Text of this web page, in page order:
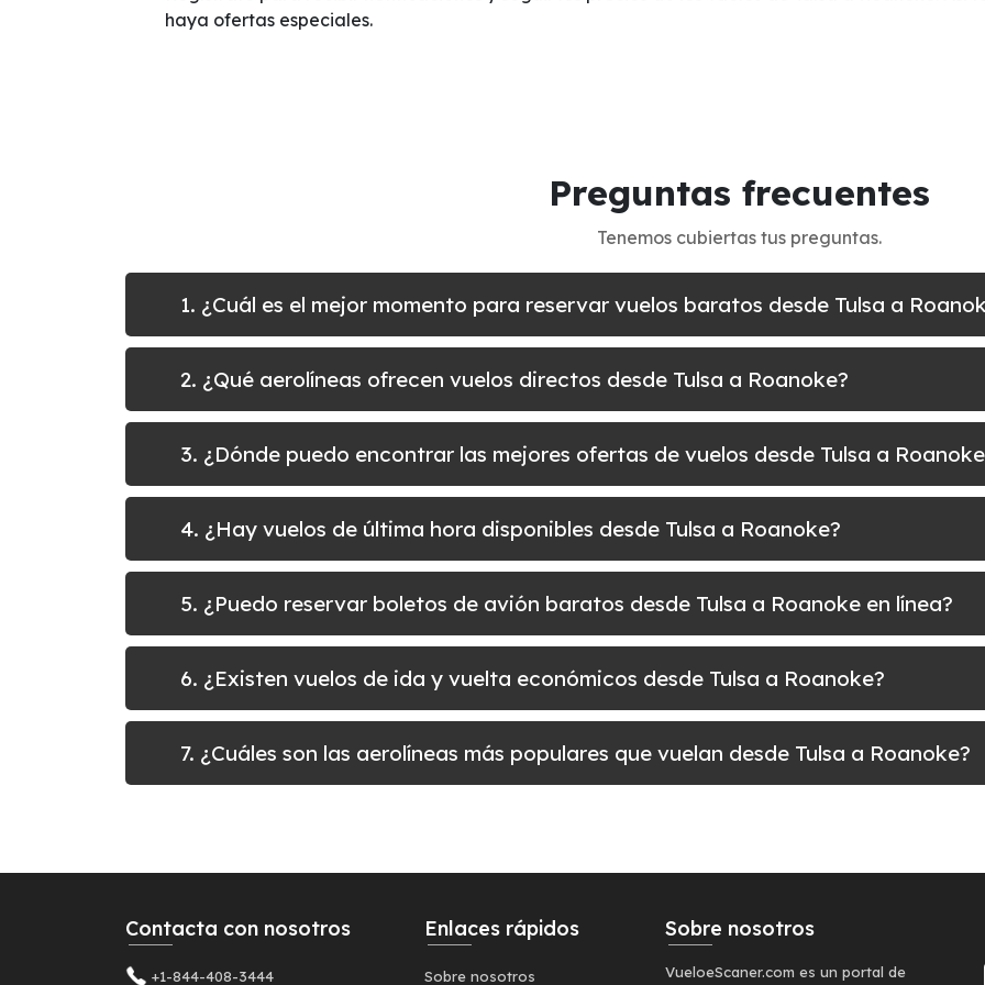
haya ofertas especiales.
Preguntas frecuentes
Tenemos cubiertas tus preguntas.
1. ¿Cuál es el mejor momento para reservar vuelos baratos desde Tulsa a
2. ¿Qué aerolíneas ofrecen vuelos directos desde Tulsa a Roanoke?
3. ¿Dónde puedo encontrar las mejores ofertas de vuelos desde Tulsa a
4. ¿Hay vuelos de última hora disponibles desde Tulsa a Roanoke?
5. ¿Puedo reservar boletos de avión baratos desde Tulsa a Roanoke en línea?
6. ¿Existen vuelos de ida y vuelta económicos desde Tulsa a Roanoke?
7. ¿Cuáles son las aerolíneas más populares que vuelan desde Tulsa a Roanoke?
Contacta con nosotros
+1-844-408-3444
Enlaces rápidos
Sobre nosotros
Sobre nosotros
VueloeScaner.com es un portal de